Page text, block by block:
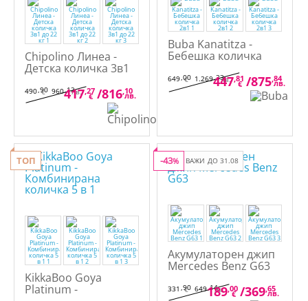
Chipolino Линеа -
Детска количка 3в1
490,90
€ 960,12лв.
417,27
€ /816,10
лв.
Buba Kanatitza -
Бебешка количка
649,00
€ 1.269,33лв.
447,81
€ /875,84
лв.
ТОП
KikkaBoo Goya
Platinum -
ВАЖИ ДО 31.08
-43%
Акумулаторен джип
Mercedes Benz G63
331 ,90
€ 649,14лв.
189,00
€ /369,65
лв.